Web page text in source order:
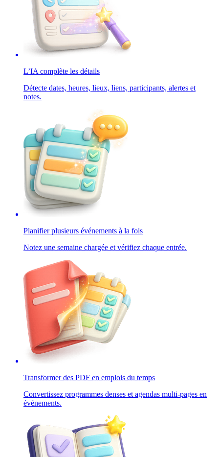
L’IA complète les détails
Détecte dates, heures, lieux, liens, participants, alertes et
notes.
Planifier plusieurs événements à la fois
Notez une semaine chargée et vérifiez chaque entrée.
Transformer des PDF en emplois du temps
Convertissez programmes denses et agendas multi-pages en
événements.